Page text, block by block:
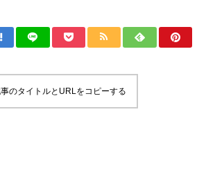
のタイトルとURLをコピーする